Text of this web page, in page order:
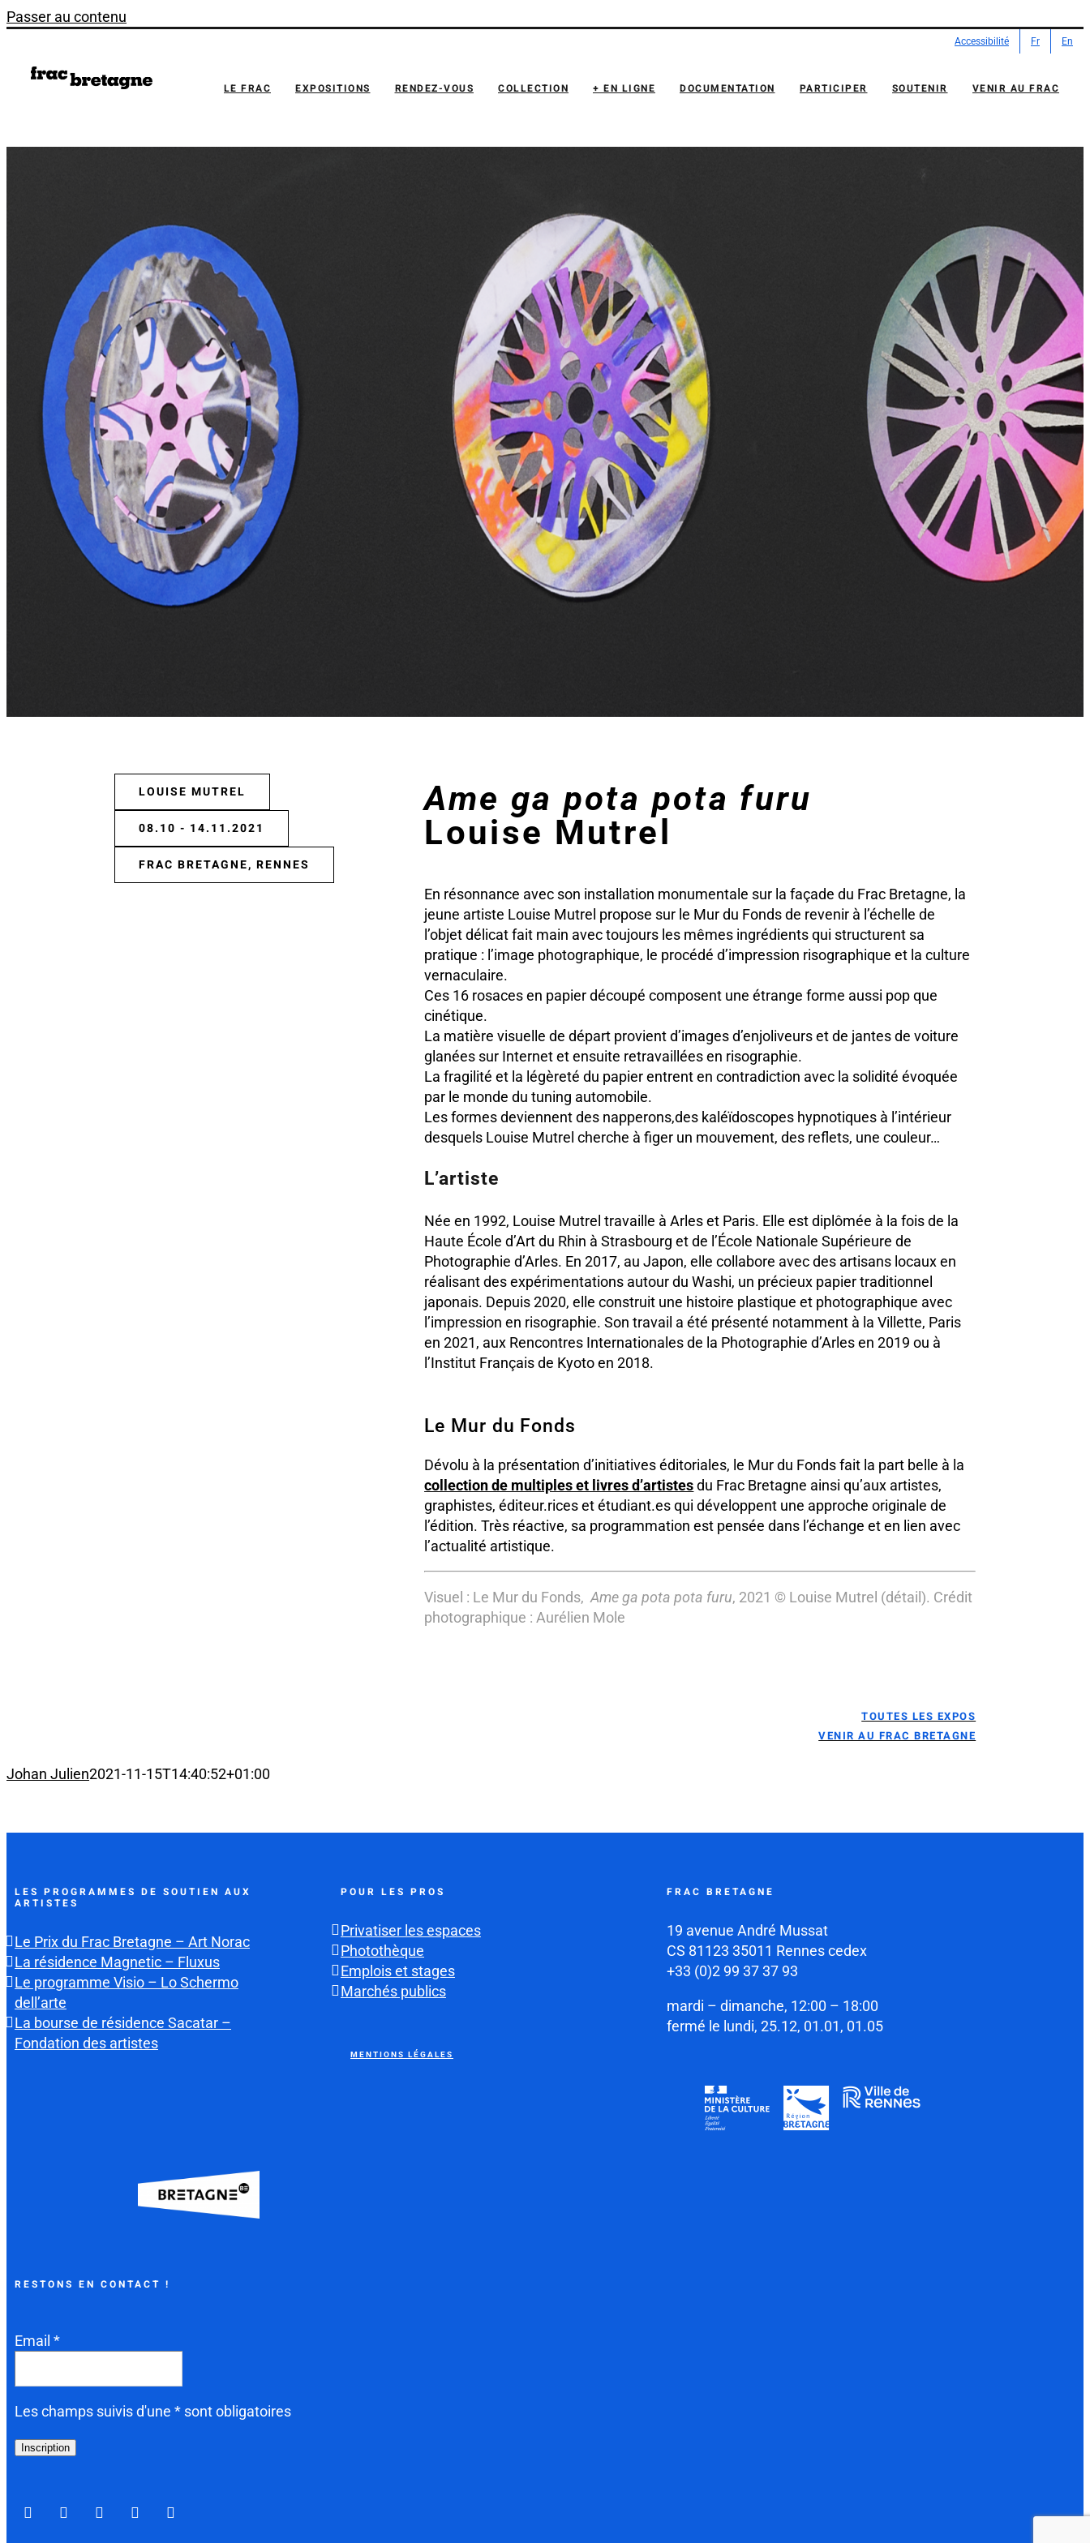
Passer au contenu
Accessibilité Fr En
LE FRAC EXPOSITIONS RENDEZ-VOUS COLLECTION + EN LIGNE DOCUMENTATION PARTICIPER SOUTENIR VENIR AU FRAC
LOUISE MUTREL
08.10 - 14.11.2021
FRAC BRETAGNE, RENNES
Ame ga pota pota furu
Louise Mutrel
En résonnance avec son installation monumentale sur la façade du Frac Bretagne, la
jeune artiste Louise Mutrel propose sur le Mur du Fonds de revenir à l’échelle de
l’objet délicat fait main avec toujours les mêmes ingrédients qui structurent sa
pratique : l’image photographique, le procédé d’impression risographique et la culture
vernaculaire.
Ces 16 rosaces en papier découpé composent une étrange forme aussi pop que
cinétique.
La matière visuelle de départ provient d’images d’enjoliveurs et de jantes de voiture
glanées sur Internet et ensuite retravaillées en risographie.
La fragilité et la légèreté du papier entrent en contradiction avec la solidité évoquée
par le monde du tuning automobile.
Les formes deviennent des napperons,des kaléïdoscopes hypnotiques à l’intérieur
desquels Louise Mutrel cherche à figer un mouvement, des reflets, une couleur…
L’artiste
Née en 1992, Louise Mutrel travaille à Arles et Paris. Elle est diplômée à la fois de la
Haute École d’Art du Rhin à Strasbourg et de l’École Nationale Supérieure de
Photographie d’Arles. En 2017, au Japon, elle collabore avec des artisans locaux en
réalisant des expérimentations autour du Washi, un précieux papier traditionnel
japonais. Depuis 2020, elle construit une histoire plastique et photographique avec
l’impression en risographie. Son travail a été présenté notamment à la Villette, Paris
en 2021, aux Rencontres Internationales de la Photographie d’Arles en 2019 ou à
l’Institut Français de Kyoto en 2018.
Le Mur du Fonds
Dévolu à la présentation d’initiatives éditoriales, le Mur du Fonds fait la part belle à la
collection de multiples et livres d’artistesdu Frac Bretagne ainsi qu’aux artistes,
graphistes, éditeur.rices et étudiant.es qui développent une approche originale de
l’édition. Très réactive, sa programmation est pensée dans l’échange et en lien avec
l’actualité artistique.
Visuel : Le Mur du Fonds,Ame ga pota pota furu, 2021 © Louise Mutrel (détail). Crédit
photographique : Aurélien Mole
TOUTES LES EXPOS
VENIR AU FRAC BRETAGNE
Johan Julien2021-11-15T14:40:52+01:00
LES PROGRAMMES DE SOUTIEN AUX
ARTISTES
Le Prix du Frac Bretagne – Art Norac
La résidence Magnetic – Fluxus
Le programme Visio – Lo Schermo
dell’arte
La bourse de résidence Sacatar –
Fondation des artistes
POUR LES PROS
Privatiser les espaces
Photothèque
Emplois et stages
Marchés publics
MENTIONS LÉGALES
FRAC BRETAGNE
19 avenue André Mussat
CS 81123 35011 Rennes cedex
+33 (0)2 99 37 37 93
mardi – dimanche, 12:00 – 18:00
fermé le lundi, 25.12, 01.01, 01.05
RESTONS EN CONTACT !
Email *
Les champs suivis d'une * sont obligatoires